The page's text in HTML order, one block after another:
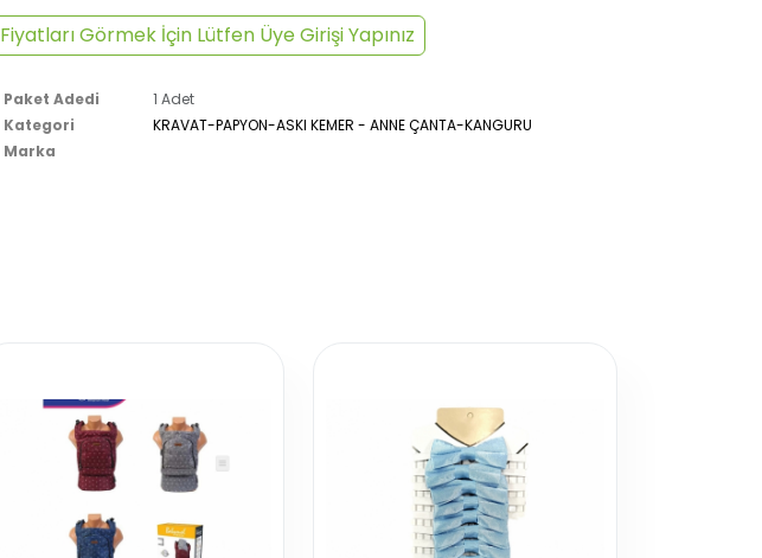
Fiyatları Görmek İçin Lütfen Üye Girişi Yapınız
Paket Adedi
1 Adet
Kategori
KRAVAT-PAPYON-ASKI KEMER - ANNE ÇANTA-KANGURU
Marka